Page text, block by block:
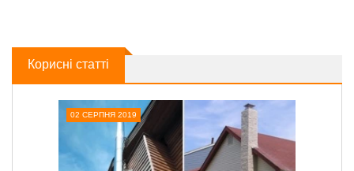
Корисні статті
02 СЕРПНЯ 2019